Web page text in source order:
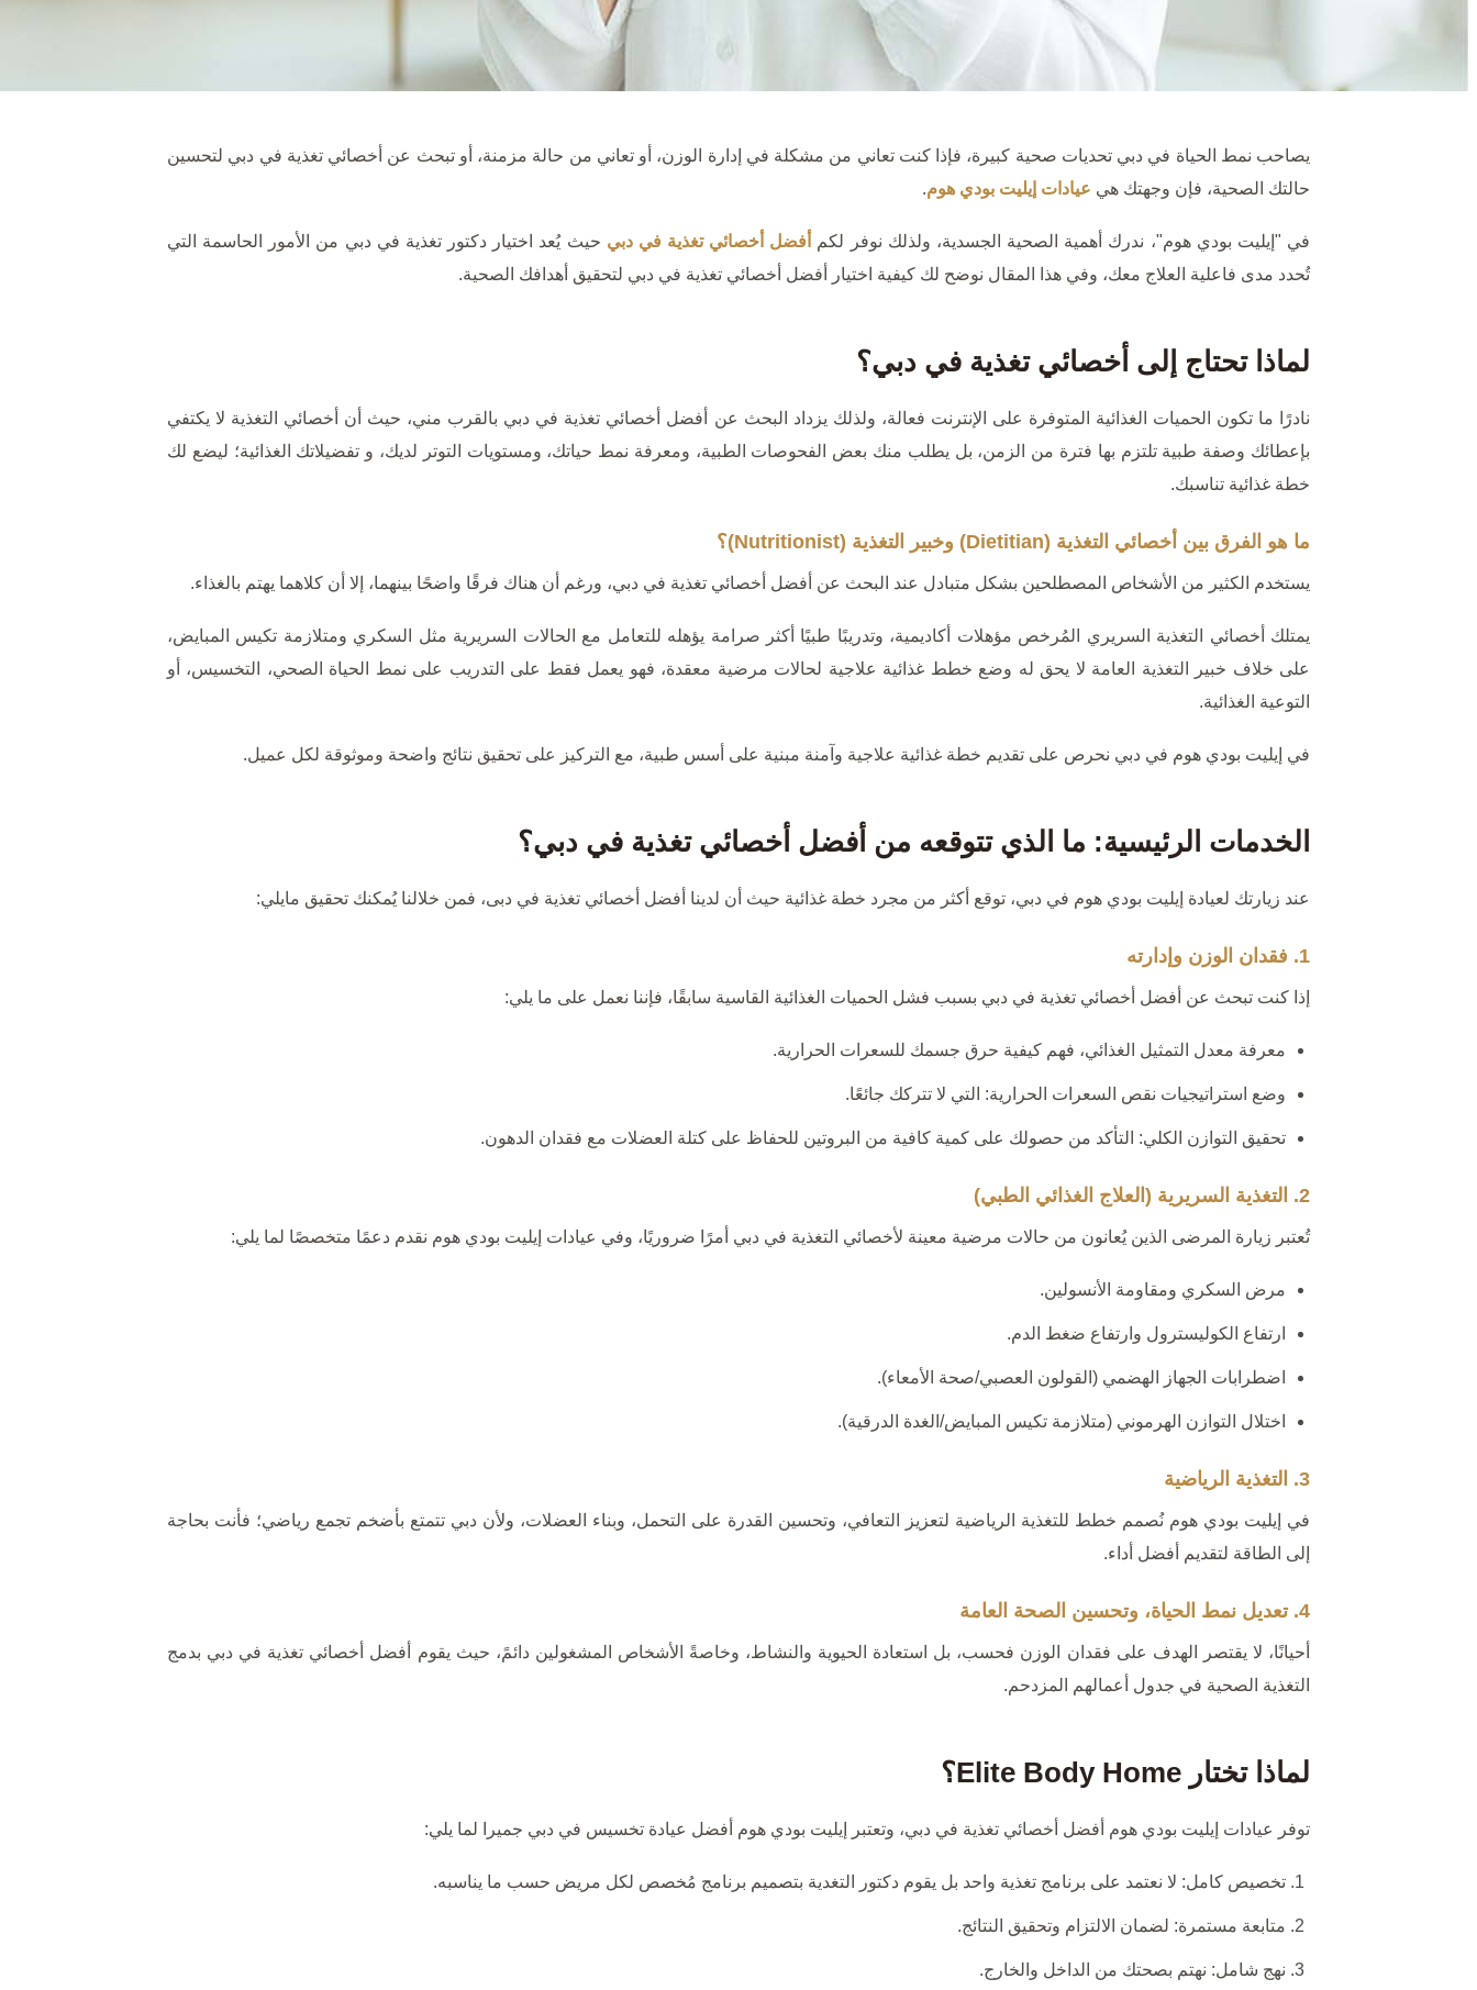
يصاحب نمط الحياة في دبي تحديات صحية كبيرة، فإذا كنت تعاني من مشكلة في إدارة الوزن، أو تعاني من حالة مزمنة، أو تبحث عن أخصائي تغذية في دبي لتحسين
حالتك الصحية، فإن وجهتك هي عيادات إيليت بودي هوم.
في "إيليت بودي هوم"، ندرك أهمية الصحية الجسدية، ولذلك نوفر لكم أفضل أخصائي تغذية في دبي حيث يُعد اختيار دكتور تغذية في دبي من الأمور الحاسمة التي
تُحدد مدى فاعلية العلاج معك، وفي هذا المقال نوضح لك كيفية اختيار أفضل أخصائي تغذية في دبي لتحقيق أهدافك الصحية.
لماذا تحتاج إلى أخصائي تغذية في دبي؟
نادرًا ما تكون الحميات الغذائية المتوفرة على الإنترنت فعالة، ولذلك يزداد البحث عن أفضل أخصائي تغذية في دبي بالقرب مني، حيث أن أخصائي التغذية لا يكتفي
بإعطائك وصفة طبية تلتزم بها فترة من الزمن، بل يطلب منك بعض الفحوصات الطبية، ومعرفة نمط حياتك، ومستويات التوتر لديك، و تفضيلاتك الغذائية؛ ليضع لك
خطة غذائية تناسبك.
ما هو الفرق بين أخصائي التغذية (Dietitian) وخبير التغذية (Nutritionist)؟
يستخدم الكثير من الأشخاص المصطلحين بشكل متبادل عند البحث عن أفضل أخصائي تغذية في دبي، ورغم أن هناك فرقًا واضحًا بينهما، إلا أن كلاهما يهتم بالغذاء.
يمتلك أخصائي التغذية السريري المُرخص مؤهلات أكاديمية، وتدريبًا طبيًا أكثر صرامة يؤهله للتعامل مع الحالات السريرية مثل السكري ومتلازمة تكيس المبايض،
على خلاف خبير التغذية العامة لا يحق له وضع خطط غذائية علاجية لحالات مرضية معقدة، فهو يعمل فقط على التدريب على نمط الحياة الصحي، التخسيس، أو
التوعية الغذائية.
في إيليت بودي هوم في دبي نحرص على تقديم خطة غذائية علاجية وآمنة مبنية على أسس طبية، مع التركيز على تحقيق نتائج واضحة وموثوقة لكل عميل.
الخدمات الرئيسية: ما الذي تتوقعه من أفضل أخصائي تغذية في دبي؟
عند زيارتك لعيادة إيليت بودي هوم في دبي، توقع أكثر من مجرد خطة غذائية حيث أن لدينا أفضل أخصائي تغذية في دبى، فمن خلالنا يُمكنك تحقيق مايلي:
1. فقدان الوزن وإدارته
إذا كنت تبحث عن أفضل أخصائي تغذية في دبي بسبب فشل الحميات الغذائية القاسية سابقًا، فإننا نعمل على ما يلي:
معرفة معدل التمثيل الغذائي، فهم كيفية حرق جسمك للسعرات الحرارية.
وضع استراتيجيات نقص السعرات الحرارية: التي لا تتركك جائعًا.
تحقيق التوازن الكلي: التأكد من حصولك على كمية كافية من البروتين للحفاظ على كتلة العضلات مع فقدان الدهون.
2. التغذية السريرية (العلاج الغذائي الطبي)
تُعتبر زيارة المرضى الذين يُعانون من حالات مرضية معينة لأخصائي التغذية في دبي أمرًا ضروريًا، وفي عيادات إيليت بودي هوم نقدم دعمًا متخصصًا لما يلي:
مرض السكري ومقاومة الأنسولين.
ارتفاع الكوليسترول وارتفاع ضغط الدم.
اضطرابات الجهاز الهضمي (القولون العصبي/صحة الأمعاء).
اختلال التوازن الهرموني (متلازمة تكيس المبايض/الغدة الدرقية).
3. التغذية الرياضية
في إيليت بودي هوم نُصمم خطط للتغذية الرياضية لتعزيز التعافي، وتحسين القدرة على التحمل، وبناء العضلات، ولأن دبي تتمتع بأضخم تجمع رياضي؛ فأنت بحاجة
إلى الطاقة لتقديم أفضل أداء.
4. تعديل نمط الحياة، وتحسين الصحة العامة
أحيانًا، لا يقتصر الهدف على فقدان الوزن فحسب، بل استعادة الحيوية والنشاط، وخاصةً الأشخاص المشغولين دائمً، حيث يقوم أفضل أخصائي تغذية في دبي بدمج
التغذية الصحية في جدول أعمالهم المزدحم.
لماذا تختار Elite Body Home؟
توفر عيادات إيليت بودي هوم أفضل أخصائي تغذية في دبي، وتعتبر إيليت بودي هوم أفضل عيادة تخسيس في دبي جميرا لما يلي:
تخصيص كامل: لا نعتمد على برنامج تغذية واحد بل يقوم دكتور التغدية بتصميم برنامج مُخصص لكل مريض حسب ما يناسبه.
متابعة مستمرة: لضمان الالتزام وتحقيق النتائج.
نهج شامل: نهتم بصحتك من الداخل والخارج.